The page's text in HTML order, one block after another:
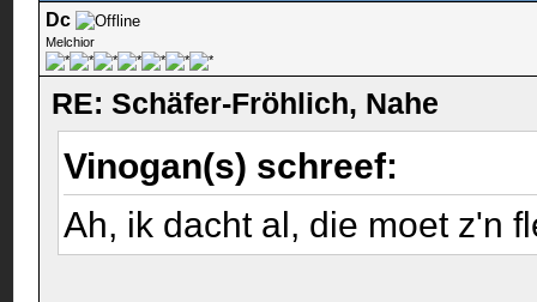
Dc
Melchior
RE: Schäfer-Fröhlich, Nahe
Vinogan(s) schreef:
Ah, ik dacht al, die moet z'n